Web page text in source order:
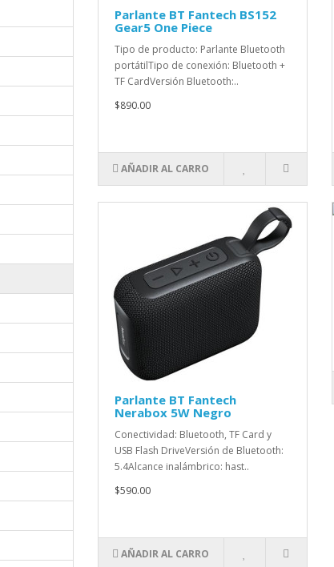
Parlante BT Fantech BS152
Gear5 One Piece
Tipo de producto: Parlante Bluetooth
portátilTipo de conexión: Bluetooth +
TF CardVersión Bluetooth:..
$890.00
AÑADIR AL CARRO
Parlante BT Fantech
Nerabox 5W Negro
Conectividad: Bluetooth, TF Card y
USB Flash DriveVersión de Bluetooth:
5.4Alcance inalámbrico: hast..
$590.00
AÑADIR AL CARRO